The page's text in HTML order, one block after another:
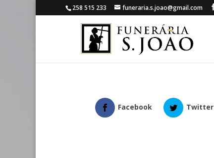
258 515 233 funeraria.s.joao@gmail.com
Facebook Twitter